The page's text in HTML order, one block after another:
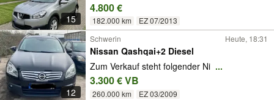
15
4.800 €
182.000 km EZ 07/2013
12
Schwerin Heute, 18:31
Nissan Qashqai+2 Diesel
Zum Verkauf steht folgender Ni ...
3.300 € VB
260.000 km EZ 03/2009